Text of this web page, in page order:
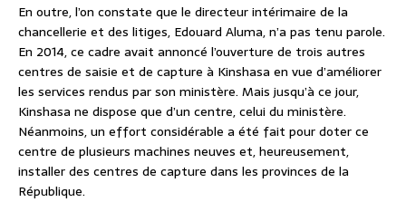
En outre, l’on constate que le directeur intérimaire de la
chancellerie et des litiges, Edouard Aluma, n’a pas tenu parole.
En 2014, ce cadre avait annoncé l’ouverture de trois autres
centres de saisie et de capture à Kinshasa en vue d’améliorer
les services rendus par son ministère. Mais jusqu’à ce jour,
Kinshasa ne dispose que d’un centre, celui du ministère.
Néanmoins, un effort considérable a été fait pour doter ce
centre de plusieurs machines neuves et, heureusement,
installer des centres de capture dans les provinces de la
République.